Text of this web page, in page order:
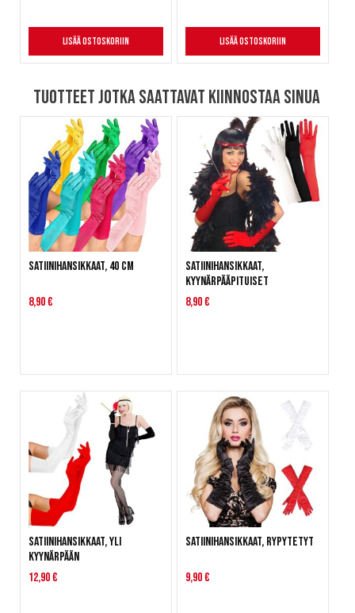
Lisää ostoskoriin Lisää ostoskoriin
Tuotteet jotka saattavat kiinnostaa sinua
Satiinihansikkaat, 40 cm
8,90 €
Satiinihansikkaat,
kyynärpääpituiset
8,90 €
Satiinihansikkaat, yli
kyynärpään
12,90 €
Satiinihansikkaat, rypytetyt
9,90 €